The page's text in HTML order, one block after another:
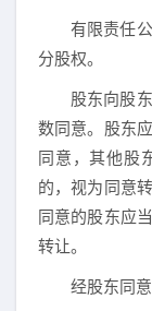
有限责任
分股权。
股东向股
数同意。股东
同意，其他股
的，视为同意
同意的股东应
转让。
经股东同